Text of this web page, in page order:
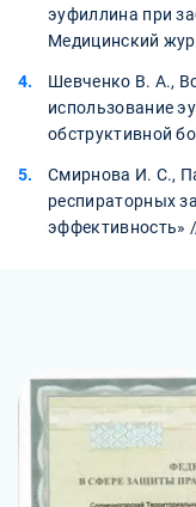
эуфиллина при
Медицинский
Шевченко В. А.,
использование
обструктивной
Смирнова И. С.,
респираторных
эффективность»